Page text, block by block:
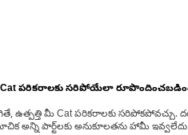
పరికరాలకు సరిపోయేలా
మీ Cat పరికరాలకు సరిపోకపోవచ్చు.
అన్ని పార్ట్‌లకు అనుకూలతను హామీ